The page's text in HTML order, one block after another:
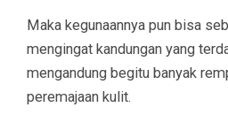
Maka kegunaannya pun bisa
mengingat kandungan yang
mengandung begitu banyak
peremajaan kulit.